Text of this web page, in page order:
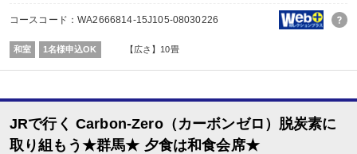
内容:
7：30～8：30又は8：00～9：30（※事前指定不可／チェックイン時案内）
コースコード：WA2666814-15J105-08030226
和室 1名様申込OK 【広さ】10畳
JRで行く Carbon-Zero（カーボンゼロ）脱炭素に
取り組もう★群馬★ 夕食は和食会席★